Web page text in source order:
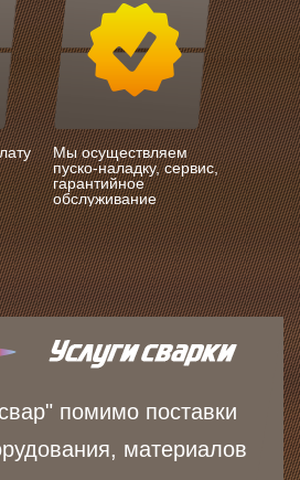
Мы осуществляем
пуско-наладку, сервис,
гарантийное
обслуживание
помимо поставки
материалов